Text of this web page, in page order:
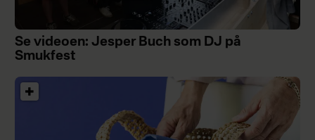
Se videoen: Jesper Buch som DJ på
Smukfest